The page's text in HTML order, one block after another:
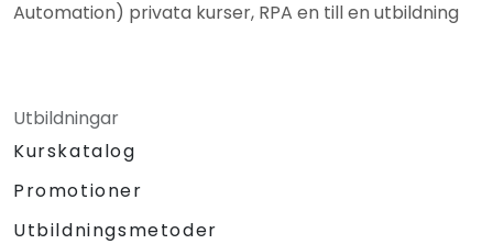
Automation) privata kurser, RPA en till en utbildning
Utbildningar
Kurskatalog
Promotioner
Utbildningsmetoder